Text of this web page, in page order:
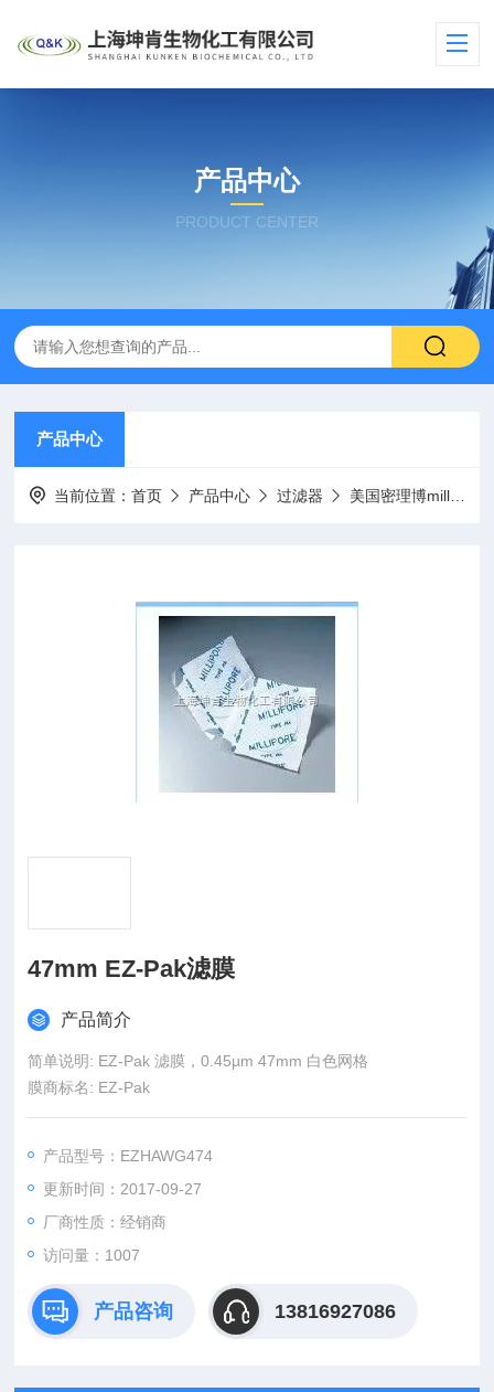
产品中心
PRODUCT CENTER
产品中心
当前位置：首页 产品中心 过滤器 美国密理博millipore
47mm EZ-Pak滤膜
产品简介
简单说明: EZ-Pak 滤膜，0.45µm 47mm 白色网格
膜商标名: EZ-Pak
产品型号：EZHAWG474
更新时间：2017-09-27
厂商性质：经销商
访问量：1007
产品咨询 13816927086